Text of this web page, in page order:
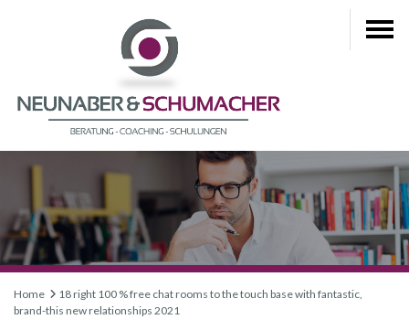
Home
18 right 100 % free chat rooms to the touch base with fantastic,
brand-this new relationships 2021